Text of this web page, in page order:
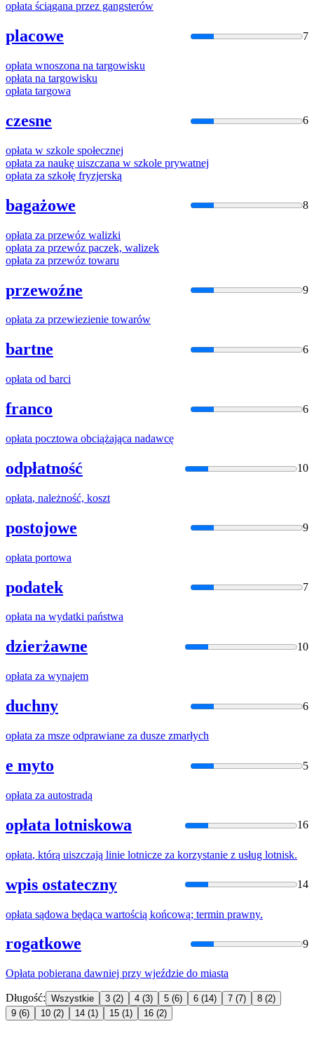
opłata ściągana przez gangsterów
placowe 7
opłata wnoszona na targowisku
opłata na targowisku
opłata targowa
czesne 6
opłata w szkole społecznej
opłata za naukę uiszczana w szkole prywatnej
opłata za szkołę fryzjerską
bagażowe 8
opłata za przewóz walizki
opłata za przewóz paczek, walizek
opłata za przewóz towaru
przewoźne 9
opłata za przewiezienie towarów
bartne 6
opłata od barci
franco 6
opłata pocztowa obciążająca nadawcę
odpłatność 10
opłata, należność, koszt
postojowe 9
opłata portowa
podatek 7
opłata na wydatki państwa
dzierżawne 10
opłata za wynajem
duchny 6
opłata za msze odprawiane za dusze zmarłych
e myto 5
opłata za autostradą
opłata lotniskowa 16
opłata, którą uiszczają linie lotnicze za korzystanie z usług lotnisk.
wpis ostateczny 14
opłata sądowa będąca wartością końcową; termin prawny.
rogatkowe 9
Opłata pobierana dawniej przy wjeździe do miasta
Długość: Wszystkie 3 (2) 4 (3) 5 (6) 6 (14) 7 (7) 8 (2)
9 (6) 10 (2) 14 (1) 15 (1) 16 (2)